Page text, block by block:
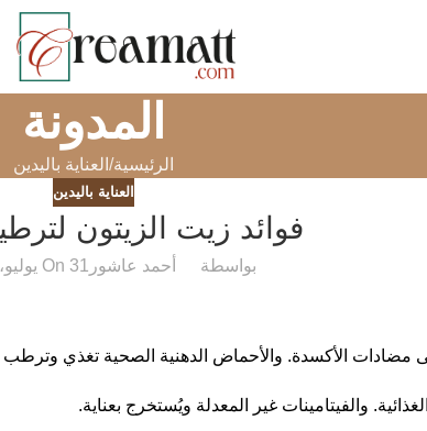
المدونة
الرئيسية العناية باليدين
العناية باليدين
فوائد زيت الزيتون
بواسطة أحمد عاشور On 31 يوليو، 2024
الأكسدة. والأحماض الدهنية الصحية تغذي وترطب
والفيتامينات غير المعدلة ويُستخرج بعناية.